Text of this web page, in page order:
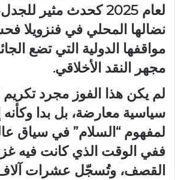
لعام 2025 كحدث مثير
نضالها المحلي في فنزويلا
مواقفها الدولية التي تضع
مجهر النقد الأخلاقي.
لم يكن هذا الفوز مجرد
سياسية معارضة، بل بدا
لمفهوم “السلام” في سياق
ففي الوقت الذي كانت فيه
القصف، وتُسجّل عشرات آلاف